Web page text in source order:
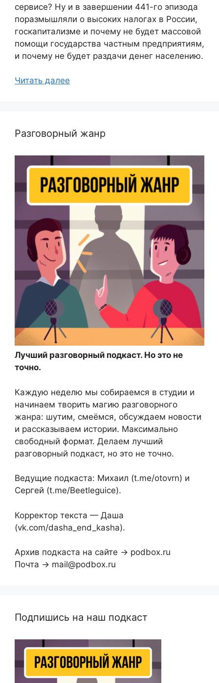
сервисе? Ну и в завершении 441-го эпизода
поразмышляли о высоких налогах в России,
госкапитализме и почему не будет массовой
помощи государства частным предприятиям,
и почему не будет раздачи денег населению.
Читать далее
Разговорный жанр
Лучший разговорный подкаст. Но это не
точно.
Каждую неделю мы собираемся в студии и
начинаем творить магию разговорного
жанра: шутим, смеёмся, обсуждаем новости
и рассказываем истории. Максимально
свободный формат. Делаем лучший
разговорный подкаст, но это не точно.
Ведущие подкаста: Михаил (t.me/otovrn) и
Сергей (t.me/Beetleguice).
Корректор текста — Даша
(vk.com/dasha_end_kasha).
Архив подкаста на сайте → podbox.ru
Почта → mail@podbox.ru
Подпишись на наш подкаст